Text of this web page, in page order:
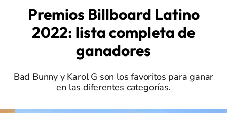
Premios Billboard Latino
2022: lista completa de
ganadores
Bad Bunny y Karol G son los favoritos para ganar
en las diferentes categorías.